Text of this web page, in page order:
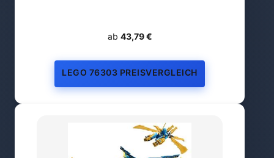
ab 43,79 €
LEGO 76303 PREISVERGLEICH